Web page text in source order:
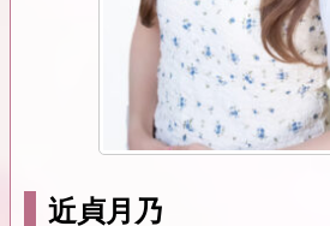
近貞月乃